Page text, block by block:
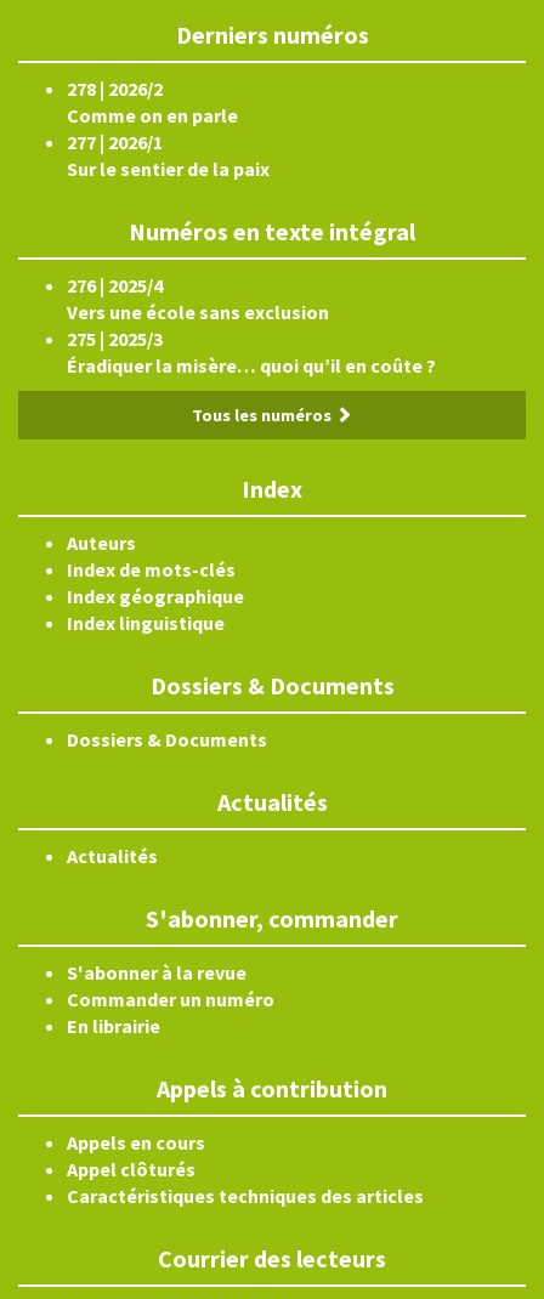
Derniers numéros
278 | 2026/2
Comme on en parle
277 | 2026/1
Sur le sentier de la paix
Numéros en texte intégral
276 | 2025/4
Vers une école sans exclusion
275 | 2025/3
Éradiquer la misère… quoi qu’il en coûte ?
Tous les numéros
Index
Auteurs
Index de mots-clés
Index géographique
Index linguistique
Dossiers & Documents
Dossiers & Documents
Actualités
Actualités
S'abonner, commander
S'abonner à la revue
Commander un numéro
En librairie
Appels à contribution
Appels en cours
Appel clôturés
Caractéristiques techniques des articles
Courrier des lecteurs